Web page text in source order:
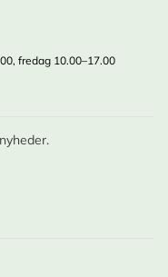
fredag 10.00–17.00